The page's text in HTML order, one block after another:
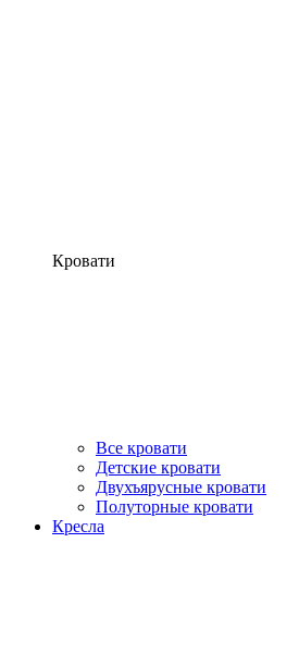
Кровати
Все кровати
Детские кровати
Двухъярусные кровати
Полуторные кровати
Кресла